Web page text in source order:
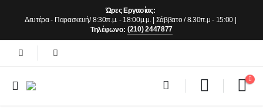
Ώρες Εργασίας:
Δευτέρα - Παρασκευή/ 8:30π.μ. - 18:00μ.μ. | Σάββατο / 8.30π.μ - 15:00 |
Τηλέφωνο: (210) 2447877